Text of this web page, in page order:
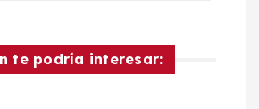
te podría interesar: